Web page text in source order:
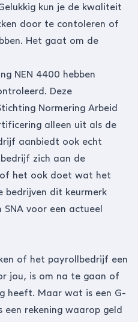
kun je de kwaliteit
door te contoleren of
Het gaat om de
NEN 4400 hebben
Deze
Normering Arbeid
alleen uit als de
aanbiedt ook echt
zich aan de
het ook doet wat het
bedrijven dit keurmerk
SNA voor een actueel
of het payrollbedrijf een
jou, is om na te gaan of
heeft. Maar wat is een G-
een rekening waarop geld